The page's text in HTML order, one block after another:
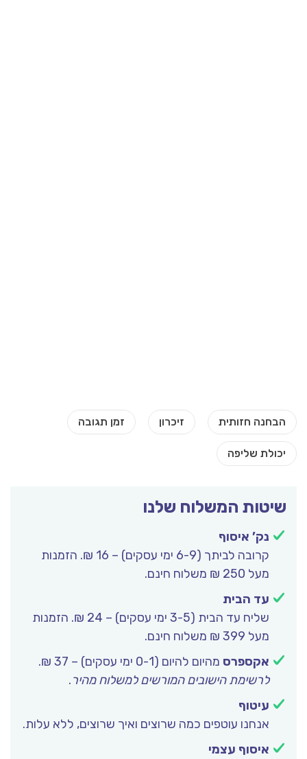
שיטות המשלוח שלנו
נק’ איסוף
קרובה לביתך (6-9 ימי עסקים) – 16 ₪. הזמנות
מעל 250 ₪ משלוח חינם.
עד הבית
שליח עד הבית (3-5 ימי עסקים) – 24 ₪. הזמנות
מעל 399 ₪ משלוח חינם.
אקספרס מהיום להיום (0-1 ימי עסקים) – 37 ₪.
לרשימת הישובים המורשים למשלוח מהיר.
עיטוף
אנחנו עוטפים כמה שרוצים ואיך שרוצים, ללא עלות.
איסוף עצמי